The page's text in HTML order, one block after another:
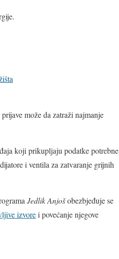
može da zatraži najmanje
koji prikupljaju podatke potrebne
i ventila za zatvaranje grijnih
Jedlik Anjošobezbjeđuje se
izvorei povećanje njegove